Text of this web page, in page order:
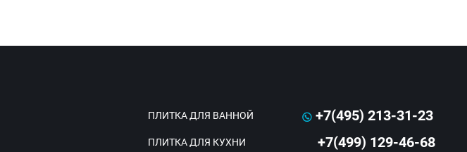
ПЛИТКА ДЛЯ ВАННОЙ
ПЛИТКА ДЛЯ КУХНИ
+7(495) 213-31-23
+7(499) 129-46-68